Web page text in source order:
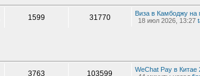
1599 31770
Виза в Камбоджу на
18 июл 2026, 13:27
3763 103599
WeChat Pay в Китае